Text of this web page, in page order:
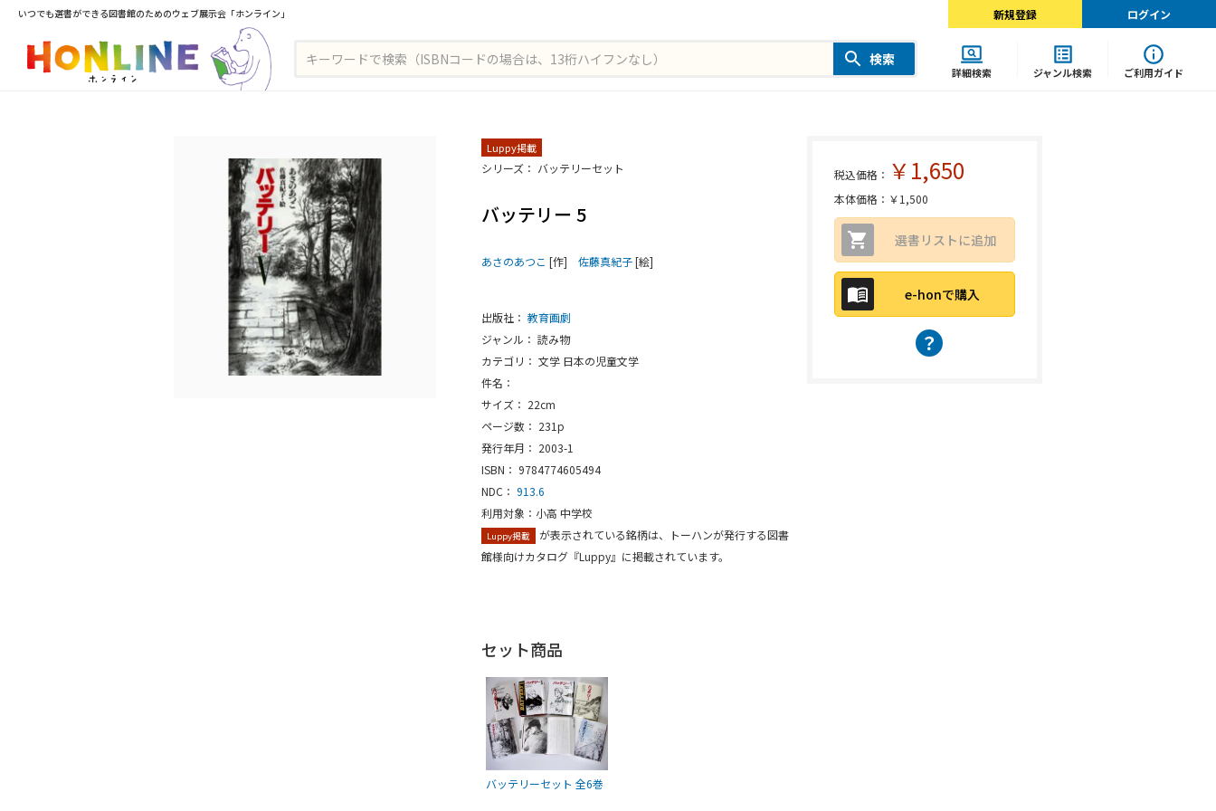
いつでも選書ができる図書館のためのウェブ展示会「ホンライン」 新規登録 ログイン
検索
詳細検索 ジャンル検索 ご利用ガイド
Luppy掲載
シリーズ： バッテリーセット
バッテリー 5
あさのあつこ [作] 佐藤真紀子[絵]
出版社： 教育画劇
ジャンル： 読み物
カテゴリ： 文学 日本の児童文学
件名：
サイズ： 22cm
ページ数： 231p
発行年月： 2003-1
ISBN： 9784774605494
NDC： 913.6
利用対象：小高 中学校
Luppy掲載
が表示されている銘柄は、トーハンが発行する図書
館様向けカタログ『Luppy』に掲載されています。
税込価格： ￥1,650
本体価格：￥1,500
選書リストに追加
e-honで購入
？
セット商品
バッテリーセット 全6巻